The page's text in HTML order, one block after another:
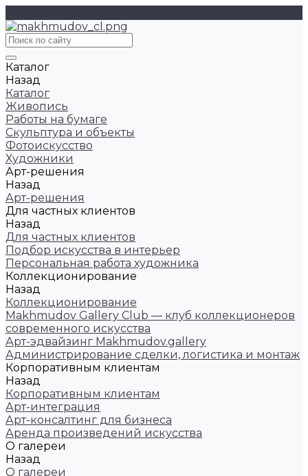
Каталог
Назад
Каталог
Живопись
Работы на бумаге
Скульптура и объекты
Фотоискусство
Художники
Арт-решения
Назад
Арт-решения
Для частных клиентов
Назад
Для частных клиентов
Подбор искусства в интерьер
Персональная работа художника
Коллекционирование
Назад
Коллекционирование
Makhmudov Gallery Club — клуб коллекционеров
современного искусства
Арт-эдвайзинг Makhmudov.gallery
Администрирование сделки, логистика и монтаж
Корпоративным клиентам
Назад
Корпоративным клиентам
Арт-интеграция
Арт-консалтинг для бизнеса
Аренда произведений искусства
О галереи
Назад
О галереи